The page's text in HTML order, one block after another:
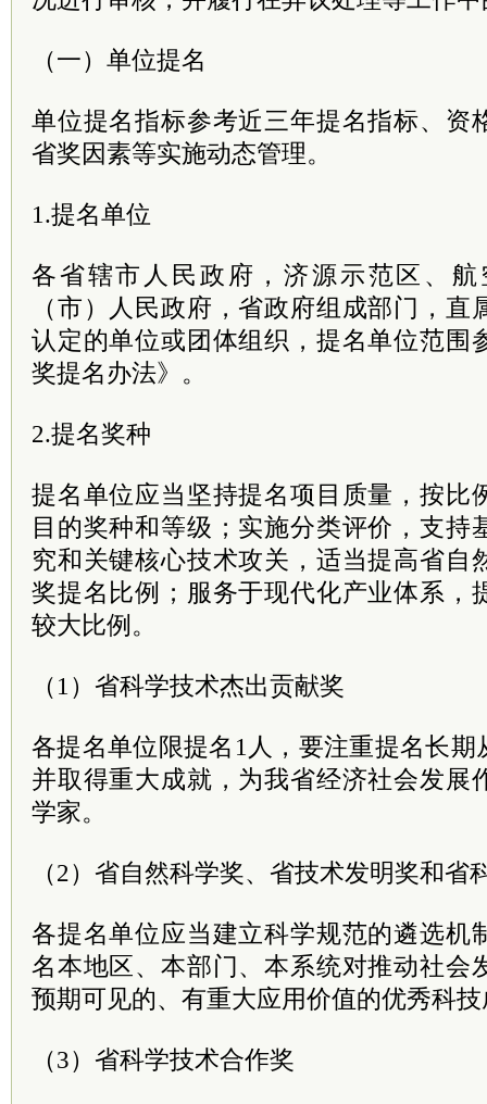
（一）单位提名
单位提名指标参考近三年提名指标、资
省奖因素等实施动态管理。
1.提名单位
各省辖市人民政府，济源示范区、
（市）人民政府，省政府组成部门，
认定的单位或团体组织，提名单位范围
奖提名办法》。
2.提名奖种
提名单位应当坚持提名项目质量，按比
目的奖种和等级；实施分类评价，支持
究和关键核心技术攻关，适当提高省自
奖提名比例；服务于现代化产业体系，
较大比例。
（1）省科学技术杰出贡献奖
各提名单位限提名1人，要注重提名长
并取得重大成就，为我省经济社会发展
学家。
（2）省自然科学奖、省技术发明奖和省
各提名单位应当建立科学规范的遴选机
名本地区、本部门、本系统对推动社会
预期可见的、有重大应用价值的优秀科
（3）省科学技术合作奖